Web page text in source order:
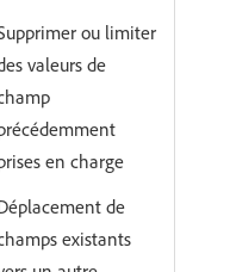
ou limiter
valeurs de
en charge
de
existants